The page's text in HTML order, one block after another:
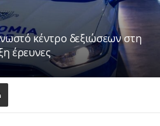
κέντρο δεξιώσεων στη
έρευνες